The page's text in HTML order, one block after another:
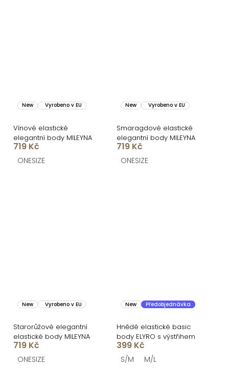
New Vyrobeno v EU
Vínové elastické
elegantní body MILEYNA
719 Kč
ONESIZE
New Vyrobeno v EU
Smaragdové elastické
elegantní body MILEYNA
719 Kč
ONESIZE
New Vyrobeno v EU
Starorůžové elegantní
elastické body MILEYNA
719 Kč
ONESIZE
New Předobjednávka
Hnědé elastické basic
body ELYRO s výstřihem
399 Kč
S/M M/L